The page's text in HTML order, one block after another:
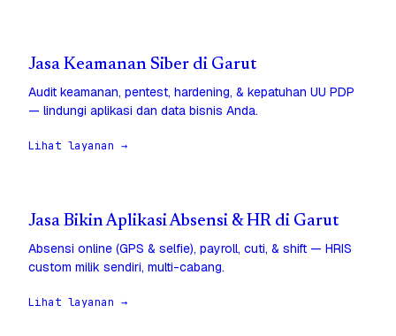
Jasa Keamanan Siber di Garut
Audit keamanan, pentest, hardening, & kepatuhan UU PDP
— lindungi aplikasi dan data bisnis Anda.
Lihat layanan →
Jasa Bikin Aplikasi Absensi & HR di Garut
Absensi online (GPS & selfie), payroll, cuti, & shift — HRIS
custom milik sendiri, multi-cabang.
Lihat layanan →